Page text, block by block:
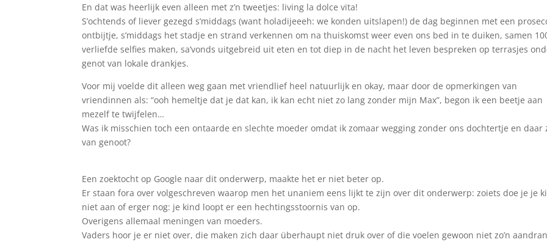
En dat was heerlijk even alleen met z’n tweetjes: living la dolce vita!
S’ochtends of liever gezegd s’middags (want holadijeeeh: we konden uitslapen!) de dag beginnen met een
ontbijtje, s’middags het stadje en strand verkennen om na thuiskomst weer even ons bed in te duiken, samen
verliefde selfies maken, sa’vonds uitgebreid uit eten en tot diep in de nacht het leven bespreken op terrasjes
genot van lokale drankjes.
Voor mij voelde dit alleen weg gaan met vriendlief heel natuurlijk en okay, maar door de opmerkingen van
vriendinnen als: “ooh hemeltje dat je dat kan, ik kan echt niet zo lang zonder mijn Max”, begon ik een beetje aan
mezelf te twijfelen…
Was ik misschien toch een ontaarde en slechte moeder omdat ik zomaar wegging zonder ons dochtertje en daar
van genoot?
Een zoektocht op Google naar dit onderwerp, maakte het er niet beter op.
Er staan fora over volgeschreven waarop men het unaniem eens lijkt te zijn over dit onderwerp: zoiets doe je je
niet aan of erger nog: je kind loopt er een hechtingsstoornis van op.
Overigens allemaal meningen van moeders.
Vaders hoor je er niet over, die maken zich daar überhaupt niet druk over of die voelen gewoon niet zo’n